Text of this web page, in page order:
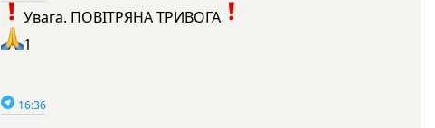
Увага. ПОВІТРЯНА ТРИВОГА
1
16:36